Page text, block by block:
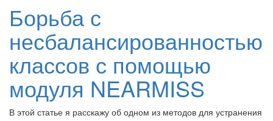
Борьба с
несбалансированностью
классов с помощью
модуля NEARMISS
В этой статье я расскажу об одном из методов для устранения